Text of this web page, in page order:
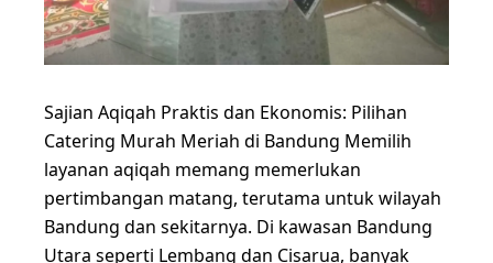
Sajian Aqiqah Praktis dan Ekonomis: Pilihan
Catering Murah Meriah di Bandung Memilih
layanan aqiqah memang memerlukan
pertimbangan matang, terutama untuk wilayah
Bandung dan sekitarnya. Di kawasan Bandung
Utara seperti Lembang dan Cisarua, banyak